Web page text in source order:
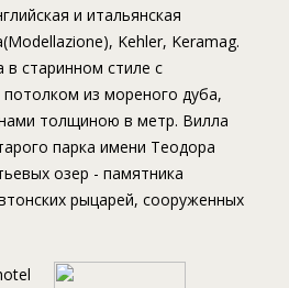
и итальянская
Kehler, Keramag.
старинном стиле с
из мореного дуба,
толщиною в метр. Вилла
парка имени Теодора
озер - памятника
рыцарей, сооруженных